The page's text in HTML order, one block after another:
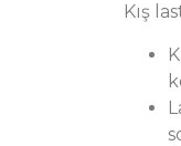
Kış